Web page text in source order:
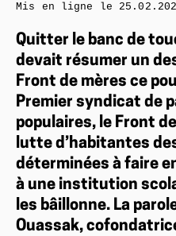
Quitter le banc de
devait résumer un
Front de mères ce
Premier syndicat de
populaires, le Front
lutte d’habitantes
déterminées à faire
à une institution
les bâillonne. La
Ouassak,
Mis en ligne le